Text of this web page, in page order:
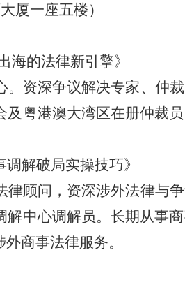
厦一座五楼）
的法律新引擎》
资深争议解决专家、仲
粤港澳大湾区在册仲裁
解破局实操技巧》
顾问，资深涉外法律与
中心调解员。长期从事
商事法律服务。